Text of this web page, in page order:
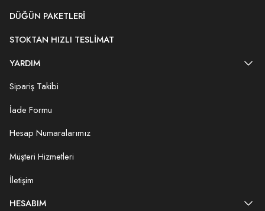
DÜĞÜN PAKETLERI
STOKTAN HIZLI TESLIMAT
YARDIM
Sipariş Takibi
İade Formu
Hesap Numaralarımız
Müşteri Hizmetleri
İletişim
HESABIM